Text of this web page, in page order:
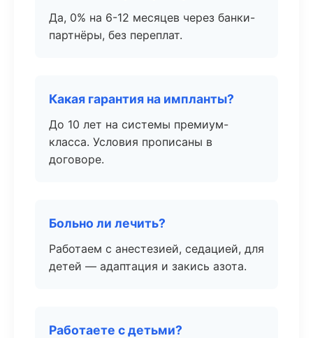
Да, 0% на 6-12 месяцев через банки-
партнёры, без переплат.
Какая гарантия на импланты?
До 10 лет на системы премиум-
класса. Условия прописаны в
договоре.
Больно ли лечить?
Работаем с анестезией, седацией, для
детей — адаптация и закись азота.
Работаете с детьми?